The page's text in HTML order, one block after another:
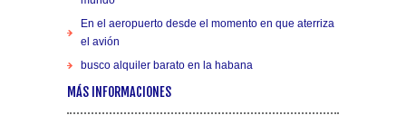
En el aeropuerto desde el momento en que aterriza
el avión
busco alquiler barato en la habana
MÁS INFORMACIONES